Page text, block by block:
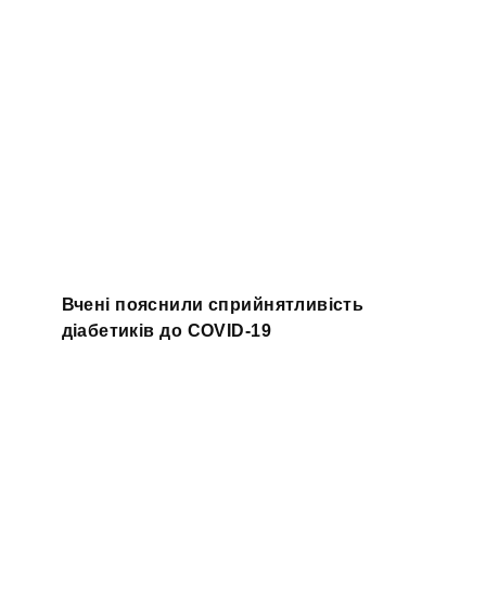
Вчені пояснили сприйнятливість
діабетиків до COVID-19